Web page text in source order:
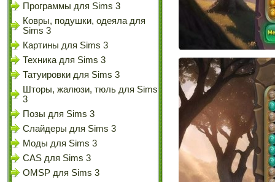
Программы для Sims 3
Ковры, подушки, одеяла для
Sims 3
Картины для Sims 3
Техника для Sims 3
Татуировки для Sims 3
Шторы, жалюзи, тюль для Sims
3
Позы для Sims 3
Слайдеры для Sims 3
Моды для Sims 3
CAS для Sims 3
OMSP для Sims 3